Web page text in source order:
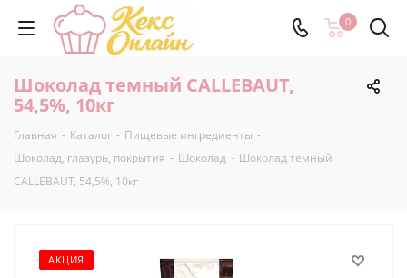
0
Шоколад темный CALLEBAUT,
54,5%, 10кг
Главная - Каталог - Пищевые ингредиенты -
Шоколад, глазурь, покрытия - Шоколад - Шоколад темный
CALLEBAUT, 54,5%, 10кг
АКЦИЯ